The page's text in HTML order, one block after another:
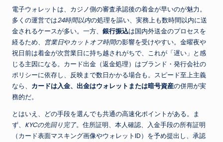
電子ウォレットは、カジノ側の審査承認後の着金が早いのが魅力。
多くの運営では24時間以内の処理を謳い、実務上も数時間以内に送
金されるケースが多い。一方、 銀行振込は国内外送金のプロセスを
経るため、
営業日やカットオフ時間の影響を受けやすい。金曜夜や
祝日前は着金が次営業日に持ち越されがちで、これが「遅い」と感
じる主因になる。カード出金（返金処理）はブランド・発行会社の
ポリシーに依存し、反映まで数日かかる場合も。スピード至上主義
なら、 カードは入金、出金はウォレットまたは暗号資産の併用が実
務的だ。
とはいえ、どの手段を選んでも共通の高速化ポイントがある。ま
ず、 KYCの先回り完了。住所証明、本人確認、入金手段の所有証明
（カード表面マスキング画像やウォレットID）を予め提出し、承認